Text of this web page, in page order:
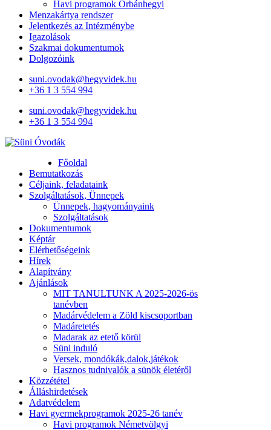
Havi programok Orbánhegyi
Menzakártya rendszer
Jelentkezés az Intézménybe
Igazolások
Szakmai dokumentumok
Dolgozóink
suni.ovodak@hegyvidek.hu
+36 1 3 554 994
suni.ovodak@hegyvidek.hu
+36 1 3 554 994
Süni Óvodák
Villaépület a város szívében
Főoldal
Bemutatkozás
Céljaink, feladataink
Szolgáltatások, Ünnepek
Ünnepek, hagyományaink
Szolgáltatások
Dokumentumok
Képtár
Elérhetőségeink
Hírek
Alapítvány
Ajánlások
MIT TANULTUNK A 2025-2026-ös
tanévben
Madárvédelem a Zöld kiscsoportban
Madáretetés
Madarak az etető körül
Süni induló
Versek, mondókák,dalok,játékok
Hasznos tudnivalók a sünök életéről
Közzététel
Álláshirdetések
Adatvédelem
Havi gyermekprogramok 2025-26 tanév
Havi programok Németvölgyi